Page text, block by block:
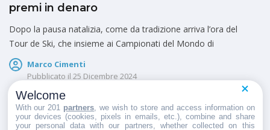
premi in denaro
Dopo la pausa natalizia, come da tradizione arriva l’ora del
Tour de Ski, che insieme ai Campionati del Mondo di
Marco Cimenti
Pubblicato il 25 Dicembre 2024
Welcome
With our 201 partners , we wish to store and access information on
your devices (cookies, pixels in emails, etc.), combine and share
your personal data with our partners, whether collected on this